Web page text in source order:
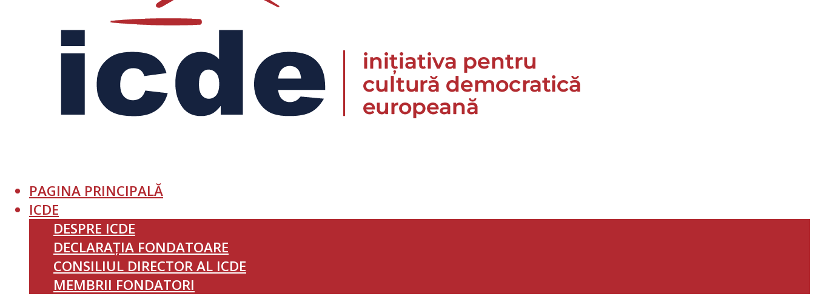
PAGINA PRINCIPALĂ
ICDE
DESPRE ICDE
DECLARAȚIA FONDATOARE
CONSILIUL DIRECTOR AL ICDE
MEMBRII FONDATORI